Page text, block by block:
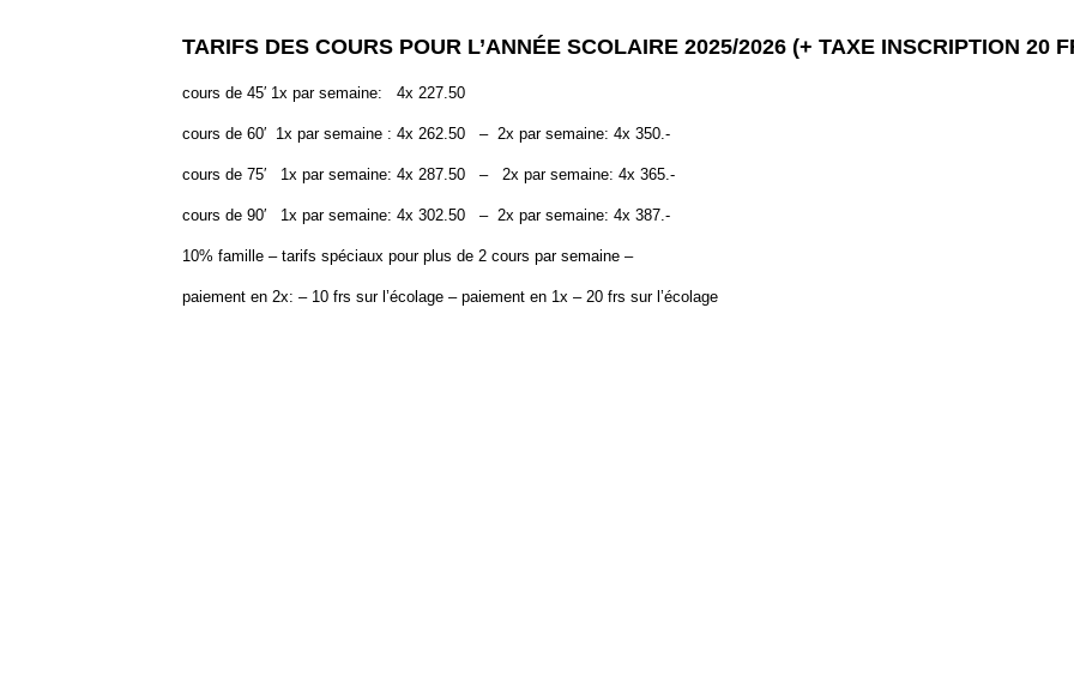
TARIFS DES COURS POUR L’ANNÉE SCOLAIRE 2025/2026 (+ TAXE INSCRIPTION 20
cours de 45′ 1x par semaine: 4x 227.50
cours de 60′ 1x par semaine : 4x 262.50 – 2x par semaine: 4x 350.-
cours de 75′ 1x par semaine: 4x 287.50 – 2x par semaine: 4x 365.-
cours de 90′ 1x par semaine: 4x 302.50 – 2x par semaine: 4x 387.-
10% famille – tarifs spéciaux pour plus de 2 cours par semaine –
paiement en 2x: – 10 frs sur l’écolage – paiement en 1x – 20 frs sur l’écolage